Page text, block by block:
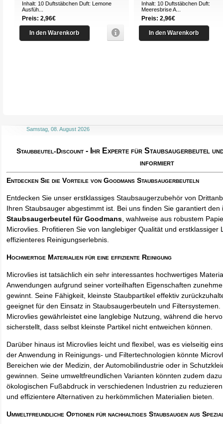
Inhalt: 10 Duftstäbchen Duft: Lemone
Ausfüh...
Preis: 2,96€
In den Warenkorb
Inhalt: 10 Duftstäbchen Duft:
Meeresbrise A...
Preis: 2,96€
In den Warenkorb
Samstag, 08. August 2026
Staubbeutel-Discount - Ihr Experte für Staubsaugerbeutel
informiert
Entdecken Sie die Vorteile von Goodmans Staubsaugerbeuteln
Entdecken Sie unser erstklassiges Staubsaugerzubehör von
Ihren Staubsauger abgestimmt ist. Bei uns finden Sie garantiert den
Staubsaugerbeutel für Goodmans, wahlweise aus robustem
Microvlies. Profitieren Sie von langlebiger Qualität und erstklassiger
effizienteres Reinigungserlebnis.
Hochwertige Materialien für eine effiziente Reinigung
Microvlies ist tatsächlich ein sehr interessantes hochwertiges
Anwendungen aufgrund seiner vorteilhaften Eigenschaften
gewinnt. Seine Fähigkeit, kleinste Staubpartikel effektiv
geeignet für den Einsatz in Staubsaugerbeuteln und
Microvlies gewährleistet eine langlebige Nutzung, während die
sicherstellt, dass selbst kleinste Partikel nicht entweichen können.
Darüber hinaus ist Microvlies leicht und flexibel, was es vielseitig
der Anwendung in Reinigungs- und Filtertechnologien könnte
Bereichen wie der Medizin, der Automobilindustrie oder in
gewinnen. Seine umweltfreundlichen Varianten könnten zudem
ökologischen Fußabdruck in verschiedenen Industrien zu
und effizientere Alternativen zu herkömmlichen Materialien bieten.
Umweltfreundliche Optionen für nachhaltiges Staubsaugen aus